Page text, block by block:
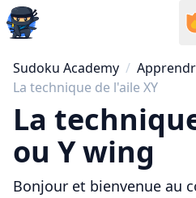
Sudoku Academy
La technique de l'aile XY
La
ou Y wing
Bonjour et bienvenue au